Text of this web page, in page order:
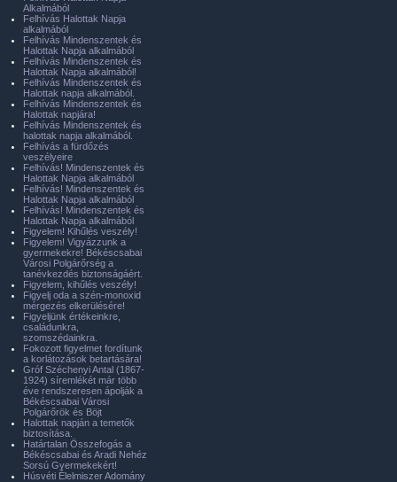
Alkalmából
Felhívás Halottak Napja
alkalmából
Felhívás Mindenszentek és
Halottak Napja alkalmából
Felhívás Mindenszentek és
Halottak Napja alkalmából!
Felhívás Mindenszentek és
Halottak napja alkalmából.
Felhívás Mindenszentek és
Halottak napjára!
Felhívás Mindenszentek és
halottak napja alkalmából.
Felhívás a fürdőzés
veszélyeire
Felhívás! Mindenszentek és
Halottak Napja alkalmából
Felhívás! Mindenszentek és
Halottak Napja alkalmából
Felhívás! Mindenszentek és
Halottak Napja alkalmából
Figyelem! Kihűlés veszély!
Figyelem! Vigyázzunk a
gyermekekre! Békéscsabai
Városi Polgárőrség a
tanévkezdés biztonságáért.
Figyelem, kihűlés veszély!
Figyelj oda a szén-monoxid
mérgezés elkerülésére!
Figyeljünk értékeinkre,
családunkra,
szomszédainkra.
Fokozott figyelmet fordítunk
a korlátozások betartására!
Gróf Széchenyi Antal (1867-
1924) síremlékét már több
éve rendszeresen ápolják a
Békéscsabai Városi
Polgárőrök és Böjt
Halottak napján a temetők
biztosítása.
Határtalan Összefogás a
Békéscsabai és Aradi Nehéz
Sorsú Gyermekekért!
Húsvéti Élelmiszer Adomány